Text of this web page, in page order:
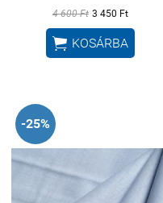
4 600 Ft 3 450 Ft
 KOSÁRBA
-25%